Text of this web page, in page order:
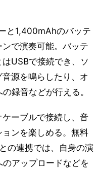
と1,400mAhのバッテ
で演奏可能。バッテ
USBで接続でき、ソ
源を鳴らしたり、オ
録音などが行える。
ーブルで接続し、音
ンを楽しめる。無料
の連携では、自身の演
アップロードなどを